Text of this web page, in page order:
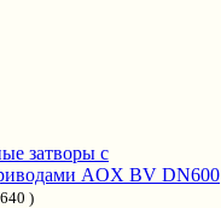
затворы с
AOX BV DN600
)